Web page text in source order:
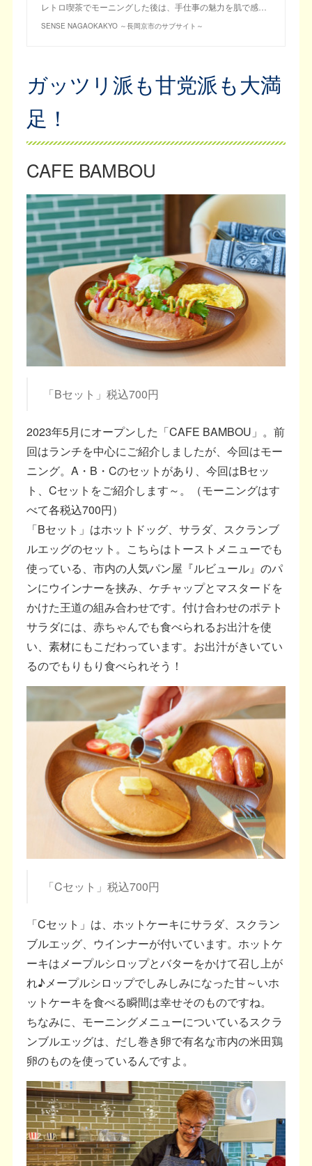
レトロ喫茶でモーニングした後は、手仕事の魅力を肌で感…
SENSE NAGAOKAKYO ～長岡京市のサブサイト～
ガッツリ派も甘党派も大満
足！
CAFE BAMBOU
「Bセット」税込700円
2023年5月にオープンした「CAFE BAMBOU」。前
回はランチを中心にご紹介しましたが、今回はモー
ニング。A・B・Cのセットがあり、今回はBセッ
ト、Cセットをご紹介します～。（モーニングはす
べて各税込700円）
「Bセット」はホットドッグ、サラダ、スクランブ
ルエッグのセット。こちらはトーストメニューでも
使っている、市内の人気パン屋『ルビュール』のパ
ンにウインナーを挟み、ケチャップとマスタードを
かけた王道の組み合わせです。付け合わせのポテト
サラダには、赤ちゃんでも食べられるお出汁を使
い、素材にもこだわっています。お出汁がきいてい
るのでもりもり食べられそう！
「Cセット」税込700円
「Cセット」は、ホットケーキにサラダ、スクラン
ブルエッグ、ウインナーが付いています。ホットケ
ーキはメープルシロップとバターをかけて召し上が
れ♪メープルシロップでしみしみになった甘～いホ
ットケーキを食べる瞬間は幸せそのものですね。
ちなみに、モーニングメニューについているスクラ
ンブルエッグは、だし巻き卵で有名な市内の米田鶏
卵のものを使っているんですよ。